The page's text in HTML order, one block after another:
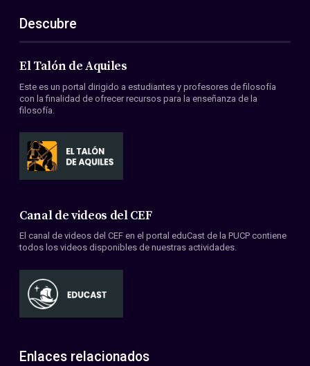
Descubre
El Talón de Aquiles
Este es un portal dirigido a estudiantes y profesores de filosofía
con la finalidad de ofrecer recursos para la enseñanza de la
filosofía.
Canal de videos del CEF
El canal de videos del CEF en el portal eduCast de la PUCP contiene
todos los videos disponibles de nuestras actividades.
Enlaces relacionados